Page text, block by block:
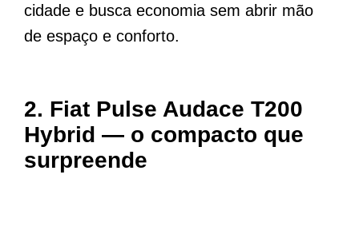
cidade e busca economia sem abrir mão
de espaço e conforto.
2. Fiat Pulse Audace T200
Hybrid — o compacto que
surpreende